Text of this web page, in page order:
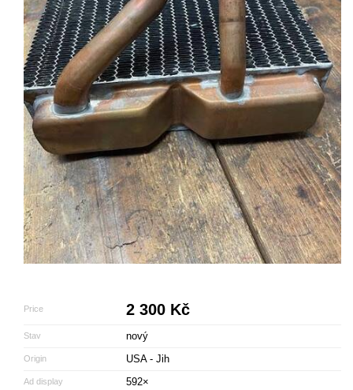
Price 2 300 Kč
Stav nový
Origin USA - Jih
Ad display 592×